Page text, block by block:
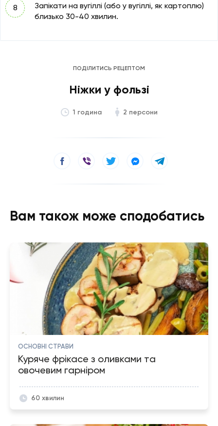
Запікати на вугіллі (або у вугіллі, як картоплю)
близько 30-40 хвилин.
ПОДІЛИТИСЬ РЕЦЕПТОМ
Ніжки у фользі
1 година 2 персони
Вам також може сподобатись
ОСНОВНІ СТРАВИ
Куряче фрікасе з оливками та
овочевим гарніром
60 хвилин